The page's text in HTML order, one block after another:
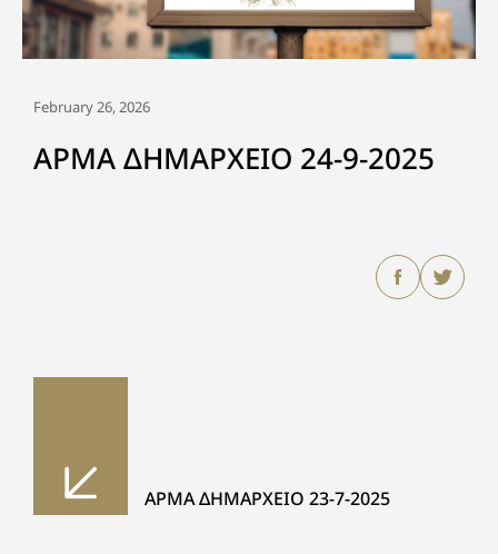
February 26, 2026
ΑΡΜΑ ΔΗΜΑΡΧΕΙΟ 24-9-2025
ΑΡΜΑ ΔΗΜΑΡΧΕΙΟ 23-7-2025